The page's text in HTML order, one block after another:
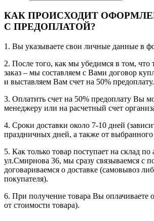
КАК ПРОИСХОДИТ
С ПРЕДОПЛАТОЙ?
1. Вы указываете свои личные данные в
2. После того, как мы убедимся в том, что
заказ – мы составляем с Вами договор
и выставляем Вам счет на 50% предоплату.
3. Оплатить счет на 50% предоплату Вы
менеджеру или на расчетный счет
4. Сроки доставки около 7-10 дней
праздничных дней, а также от
5. Как только товар поступает на склад по
ул.Смирнова 36, мы сразу связываемся с
договариваемся о доставке (самовывоз
покупателя).
6. При получение товара Вы оплачиваете
от стоимости товара).